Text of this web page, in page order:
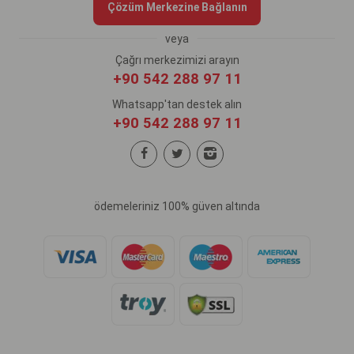
Çözüm Merkezine Bağlanın
veya
Çağrı merkezimizi arayın
+90 542 288 97 11
Whatsapp'tan destek alın
+90 542 288 97 11
ödemeleriniz 100% güven altında